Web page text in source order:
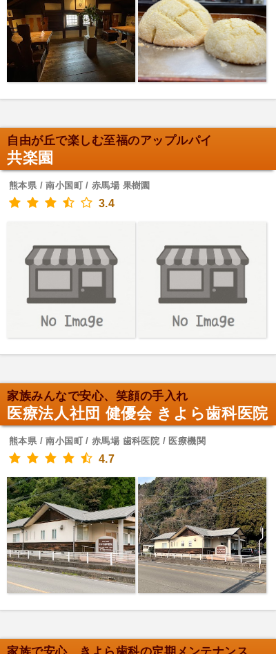
自由が丘で楽しむ至福のアップルパイ
共楽園
熊本県 / 南小国町 / 赤馬場 果樹園
3.4
家族みんなで安心、笑顔の手入れ
医療法人社団 健優会 きよら歯科医院
熊本県 / 南小国町 / 赤馬場 歯科医院 / 医療機関
4.7